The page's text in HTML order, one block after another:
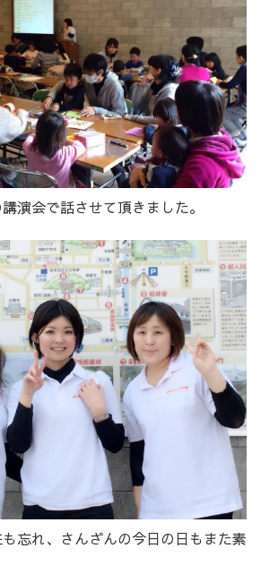
演会で話させて頂きました。
忘れ、さんざんの今日の日もまた素